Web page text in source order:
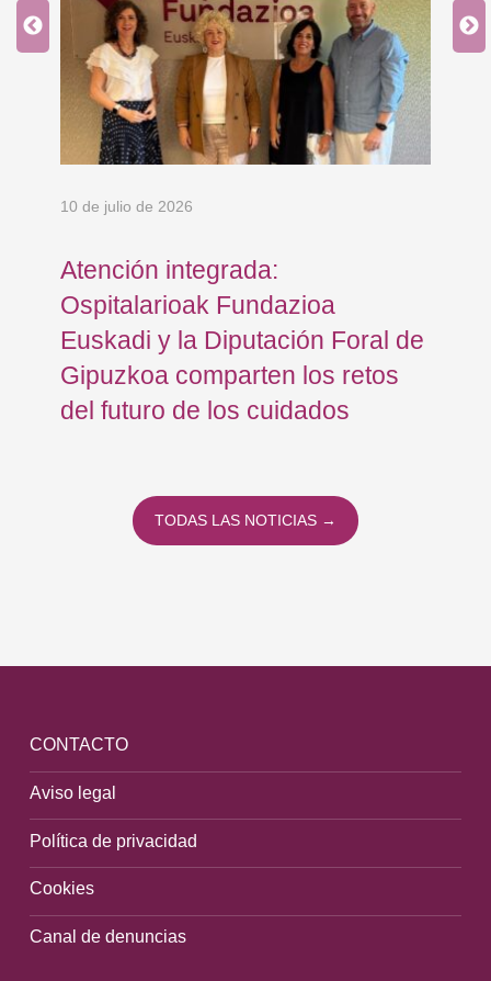
10 de julio de 2026
Atención integrada:
Ospitalarioak Fundazioa
Euskadi y la Diputación Foral de
Gipuzkoa comparten los retos
del futuro de los cuidados
TODAS LAS NOTICIAS →
CONTACTO
Aviso legal
Política de privacidad
Cookies
Canal de denuncias